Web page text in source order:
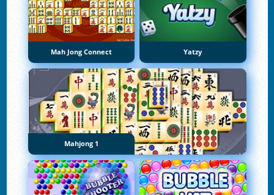
Mah Jong Connect Yatzy
Mahjong 1